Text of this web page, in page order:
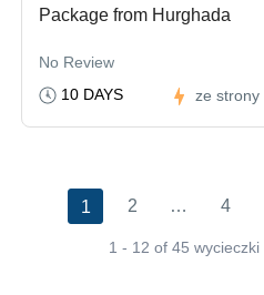
Package from Hurghada
No Review
10 DAYS
ze strony
1 2 … 4
1 - 12 of 45 wycieczki